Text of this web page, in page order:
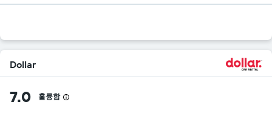
Dollar
7.0 훌륭함